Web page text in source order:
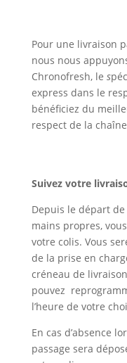
Pour une livraison
nous nous
Chronofresh, le s
express dans le
bénéficiez du
respect de la
Suivez votre
Depuis le départ
mains propres,
votre colis. Vous
de la prise en
créneau de
pouvez
l’heure de votre
En cas d’absence
passage sera